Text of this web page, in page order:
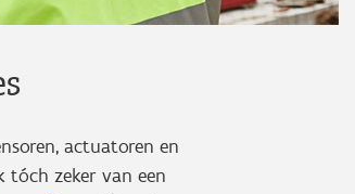
actuatoren en
zeker van een